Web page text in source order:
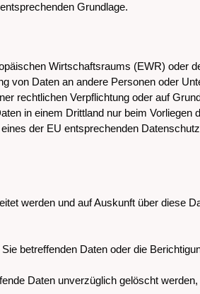
Grundlage.
Wirtschaftsraums (EWR) oder
Daten an andere Personen oder
rechtlichen Verpflichtung oder auf
in einem Drittland nur beim
der EU entsprechenden
werden und auf Auskunft über diese
betreffenden Daten oder die
Daten unverzüglich gelöscht